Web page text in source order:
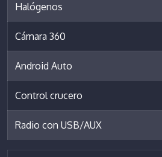
Halógenos
Cámara 360
Android Auto
Control crucero
Radio con USB/AUX